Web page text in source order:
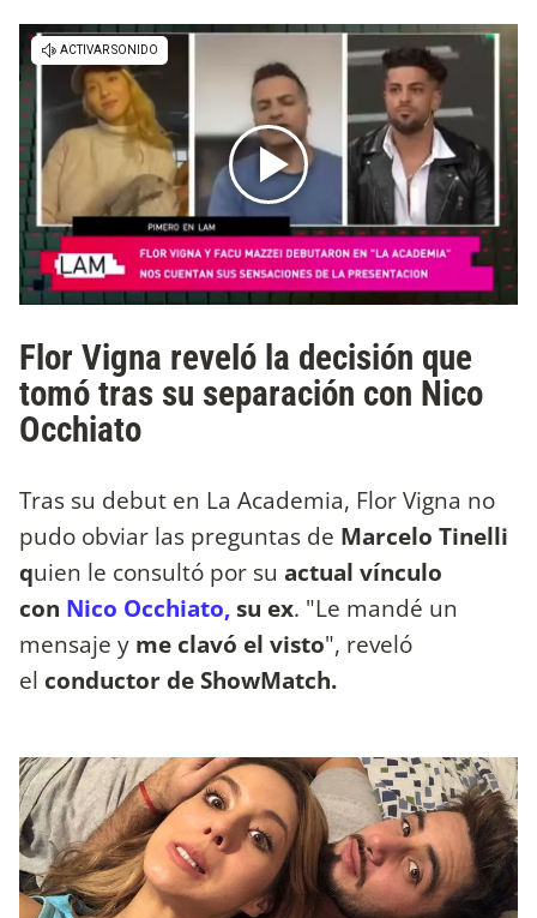
Flor Vigna reveló la decisión que
tomó tras su separación con Nico
Occhiato
Tras su debut en La Academia, Flor Vigna no
pudo obviar las preguntas de Marcelo Tinelli
quien le consultó por su actual vínculo
con Nico Occhiato,su ex. "Le mandé un
mensaje y me clavó el visto", reveló
el conductor de ShowMatch.